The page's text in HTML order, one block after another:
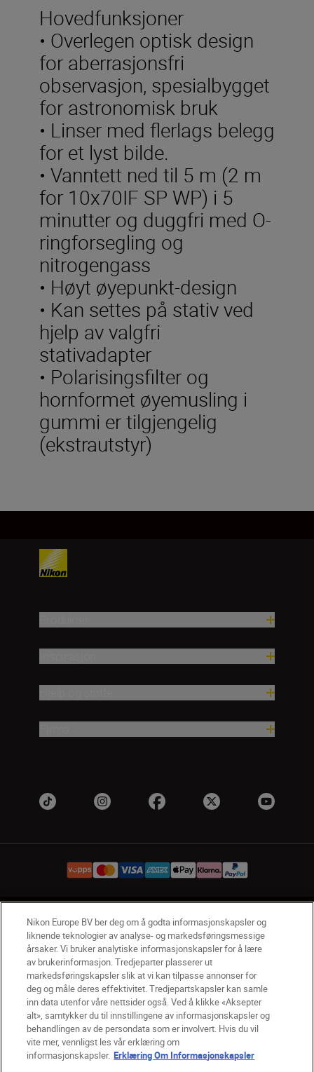
Hovedfunksjoner
• Overlegen optisk design
for aberrasjonsfri
observasjon, spesialbygget
for astronomisk bruk
• Linser med flerlags belegg
for et lyst bilde.
• Vanntett ned til 5 m (2 m
for 10x70IF SP WP) i 5
minutter og duggfri med O-
ringforsegling og
nitrogengass
• Høyt øyepunkt-design
• Kan settes på stativ ved
hjelp av valgfri
stativadapter
• Polarisingsfilter og
hornformet øyemusling i
gummi er tilgjengelig
(ekstrautstyr)
NO Nikon Sites
Kontakt oss Personvernerklæring
Bruksvilkår
Vilkår og betingelser for Nikon Store
Erklæring Om Informasjonskapsler
Tilgjengelighet
Innstillinger for informasjonskapsler
© 2026 Nikon
Back to top
Nikon Europe BV ber deg om å godta informasjonskapsler og
liknende teknologier av analyse- og markedsføringsmessige
årsaker. Vi bruker analytiske informasjonskapsler for å lære
av brukerinformasjon. Tredjeparter plasserer ut
markedsføringskapsler slik at vi kan tilpasse annonser for
deg og måle deres effektivitet. Tredjepartskapsler kan samle
inn data utenfor våre nettsider også. Ved å klikke «Aksepter
alt», samtykker du til innstillingene av informasjonskapsler og
behandlingen av de persondata som er involvert. Hvis du vil
vite mer, vennligst les vår erklæring om
informasjonskapsler. Erklæring Om Informasjonskapsler